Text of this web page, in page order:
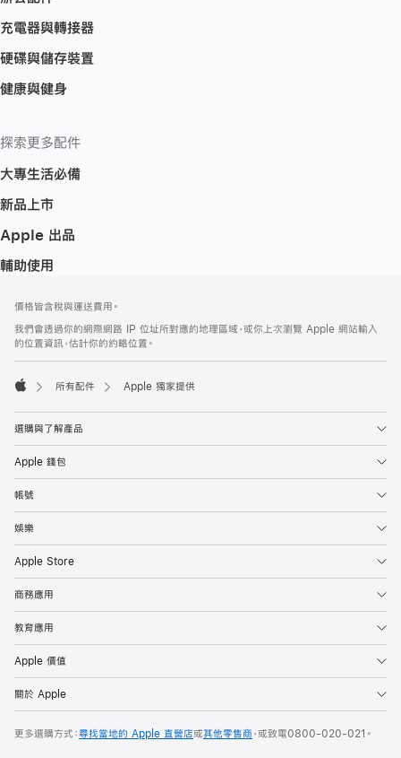
充電器與轉接器
硬碟與儲存裝置
健康與健身
探索更多配件
大專生活必備
新品上市
Apple 出品
輔助使用
腳
腳
價格皆含稅與運送費用。
我們會透過你的網際網路 IP 位址所對應的地理區域，或你上次瀏覽 Apple 網站輸入
的位置資訊，估計你的約略位置。
所有配件 Apple 獨家提供
選購與了解產品
Apple 錢包
帳號
娛樂
Apple Store
商務應用
教育應用
Apple 價值
關於 Apple
更多選購方式：尋找當地的 Apple 直營店或其他零售商 ，或致電0800-020-021 。